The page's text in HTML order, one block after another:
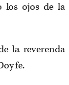
los ojos de la
la reverenda
fe.